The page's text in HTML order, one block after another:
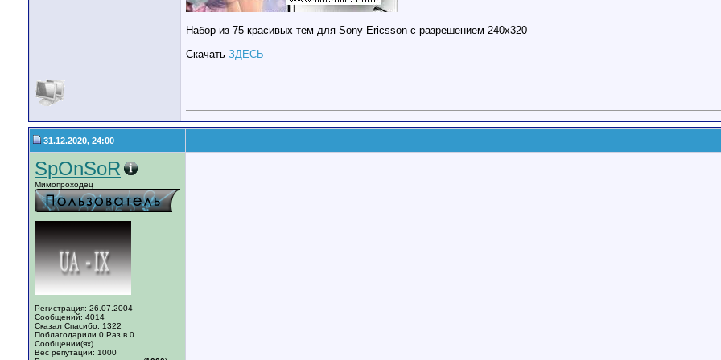
Набор из 75 красивых тем для Sony Ericsson с разрешением 240х320
Скачать ЗДЕСЬ
31.12.2020, 24:00
SpOnSoR
Мимопроходец
Регистрация: 26.07.2004
Сообщений: 4014
Сказал Спасибо: 1322
Поблагодарили 0 Раз в 0
Сообщении(ях)
Вес репутации: 1000